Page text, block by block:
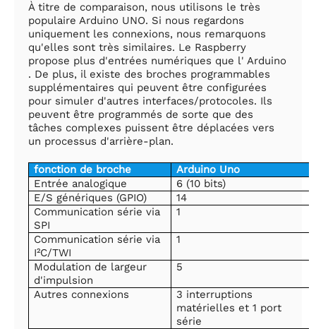
À titre de comparaison, nous utilisons le très
populaire Arduino UNO. Si nous regardons
uniquement les connexions, nous remarquons
qu'elles sont très similaires. Le Raspberry
propose plus d'entrées numériques que l' Arduino
. De plus, il existe des broches programmables
supplémentaires qui peuvent être configurées
pour simuler d'autres interfaces/protocoles. Ils
peuvent être programmés de sorte que des
tâches complexes puissent être déplacées vers
un processus d'arrière-plan.
fonction de broche
Arduino Uno
Entrée analogique
6 (10 bits)
E/S génériques (GPIO)
14
Communication série via
SPI
1
Communication série via
I²C/TWI
1
Modulation de largeur
d'impulsion
5
Autres connexions
3 interruptions
matérielles et 1 port
série